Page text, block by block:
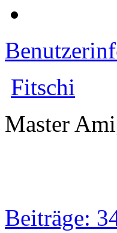
Fitschi
Master
Beiträge: